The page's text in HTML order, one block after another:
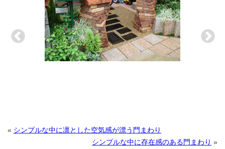
« シンプルな中に凛とした空気感が漂う門まわり
シンプルな中に存在感のある門まわり »